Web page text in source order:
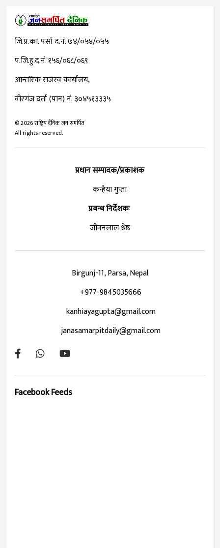
जि.प्र.का. पर्सा द.नं. ७४/०५४/०५५
प.जि.हु.द.नं. १५६/०६८/०६९
आन्तरिक राजस्व कार्यालय,
वीरगंज दर्ता (पान) नं. ३०४५१३३३५
©2026राष्ट्रिय दैनिक जन समर्पित
All rights reserved.
प्रधान सम्पादक/प्रकाशक
कन्हैया गुप्ता
प्रबन्ध निर्देशकः
जीवनलाल श्रेष्ठ
Birgunj-11, Parsa, Nepal
+977-9845035666
kanhiayagupta@gmail.com
janasamarpitdaily@gmail.com
Facebook Feeds